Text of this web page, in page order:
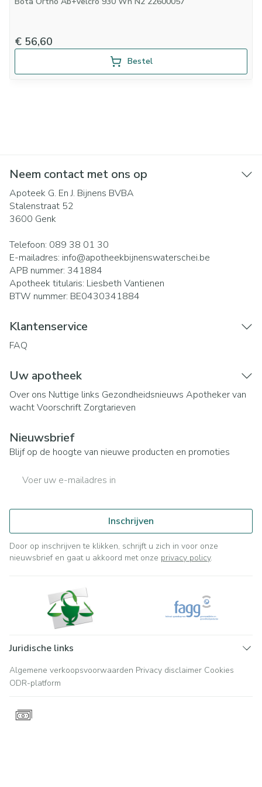
€ 56,60
Bestel
Neem contact met ons op
Apoteek G. En J. Bijnens BVBA
Stalenstraat 52
3600 Genk
Telefoon: 089 38 01 30
E-mailadres: info@apotheekbijnenswaterschei.be
APB nummer: 341884
Apotheek titularis: Liesbeth Vantienen
BTW nummer: BE0430341884
Klantenservice
FAQ
Uw apotheek
Over ons Nuttige links Gezondheidsnieuws Apotheker van
wachtVoorschrift Zorgtarieven
Nieuwsbrief
Blijf op de hoogte van nieuwe producten en promoties
Inschrijven
Door op inschrijven te klikken, schrijft u zich in voor onze
nieuwsbrief en gaat u akkoord met onze privacy policy.
Juridische links
Algemene verkoopsvoorwaarden Privacy disclaimer Cookies
ODR-platform